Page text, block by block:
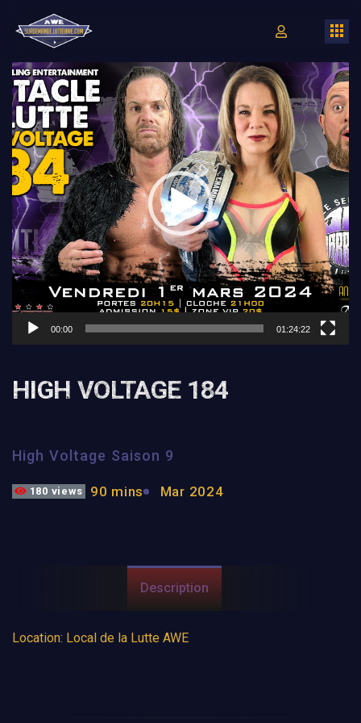
Lecteur
vidéo
00:00 01:24:22
HIGH VOLTAGE 184
High Voltage Saison 9
180 views 90 mins Mar 2024
Description
Location: Local de la Lutte AWE